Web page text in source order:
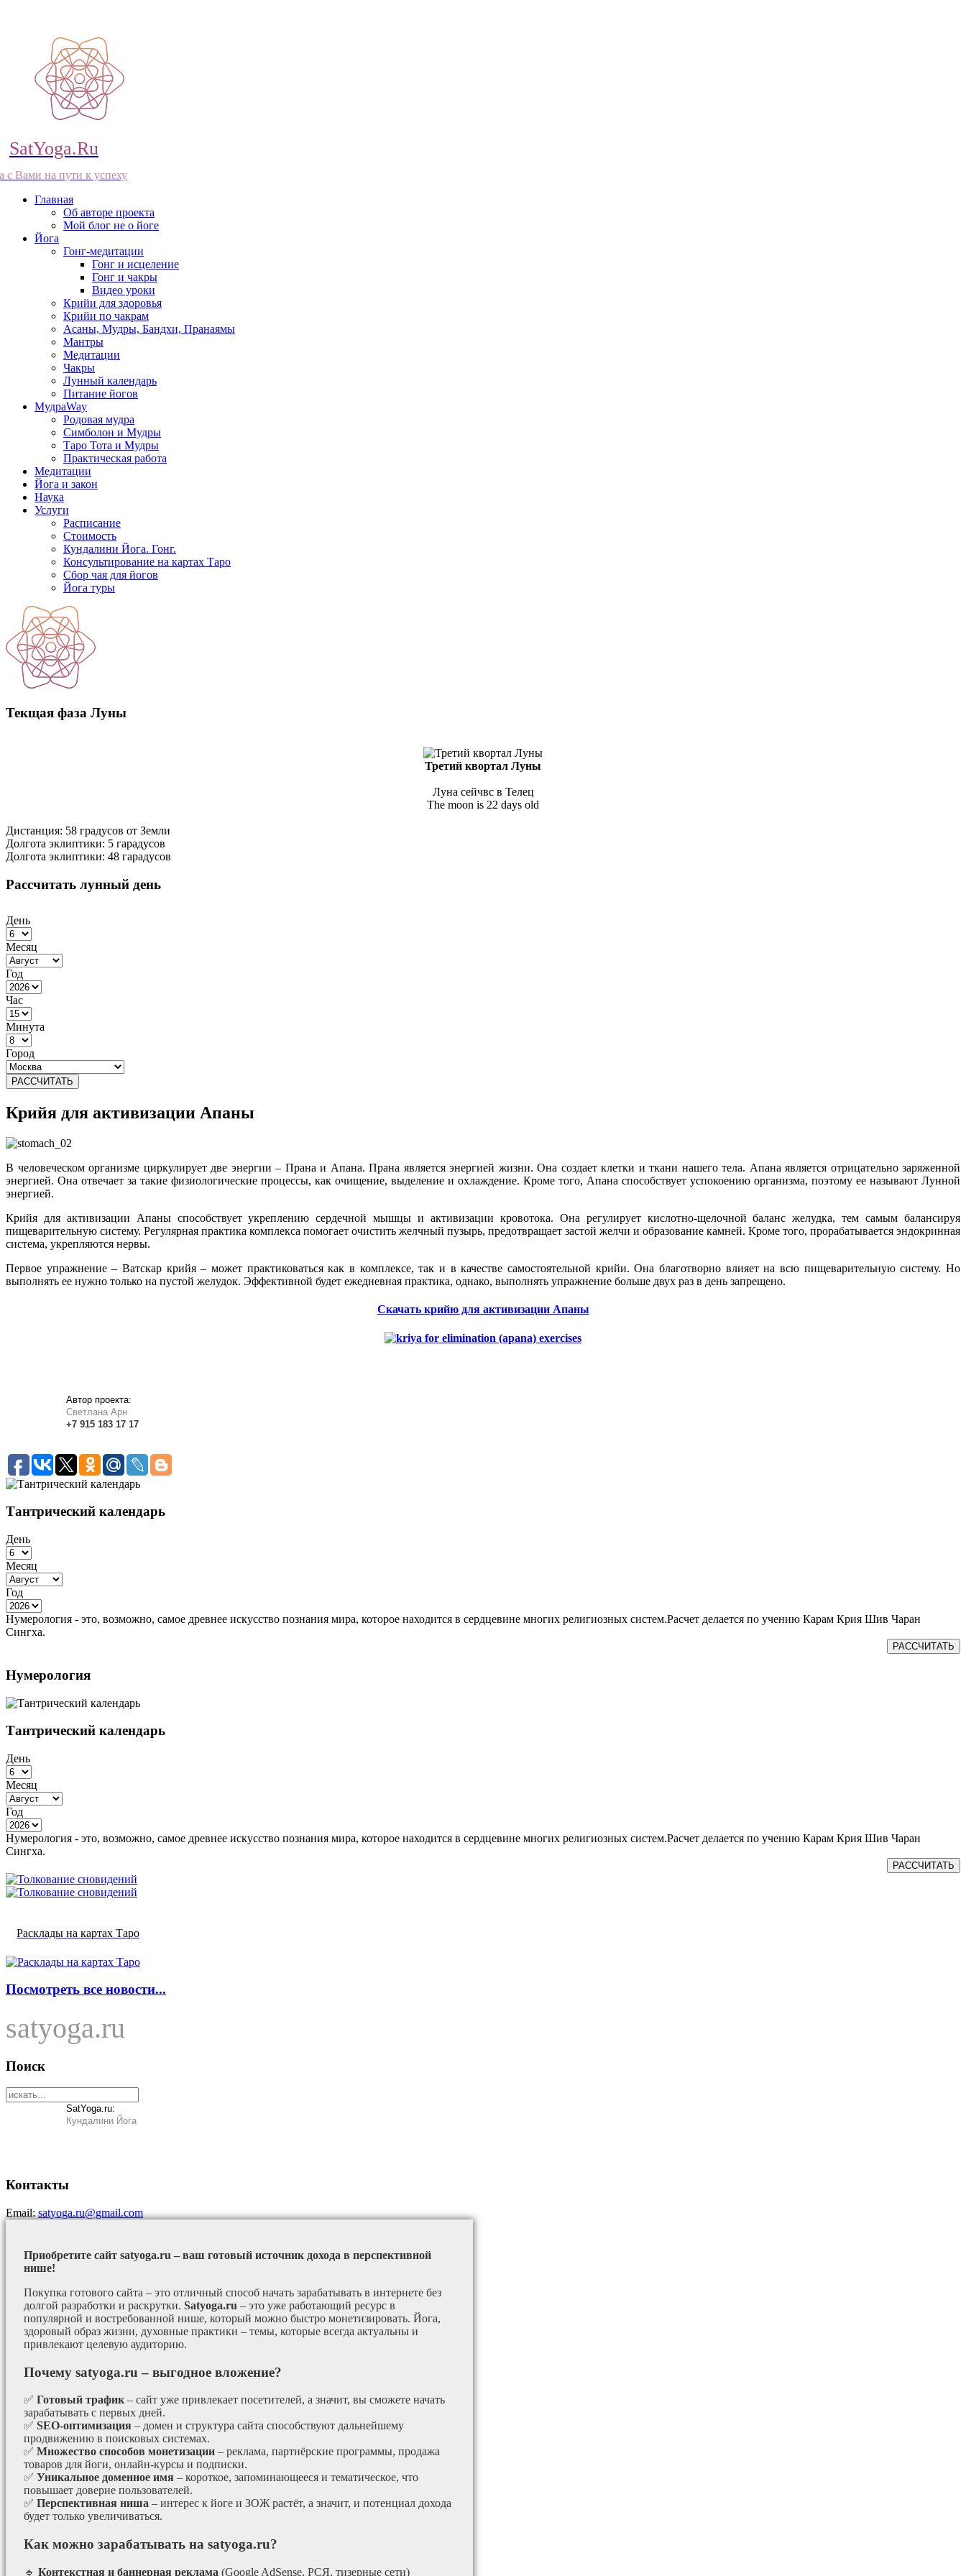
SatYoga.Ru
с Вами на пути к успеху
Главная
Об авторе проекта
Мой блог не о йоге
Йога
Гонг-медитации
Гонг и исцеление
Гонг и чакры
Видео уроки
Крийи для здоровья
Крийи по чакрам
Асаны, Мудры, Бандхи, Пранаямы
Мантры
Медитации
Чакры
Лунный календарь
Питание йогов
МудраWay
Родовая мудра
Симболон и Мудры
Таро Тота и Мудры
Практическая работа
Медитации
Йога и закон
Наука
Услуги
Расписание
Стоимость
Кундалини Йога. Гонг.
Консультирование на картах Таро
Сбор чая для йогов
Йога туры
Текщая фаза Луны
Третий квортал Луны
Луна сейчвс в Телец
The moon is 22 days old
Дистанция: 58 градусов от Земли
Долгота эклиптики: 5 гарадусов
Долгота эклиптики: 48 гарадусов
Рассчитать лунный день
День
Месяц
Год
Час
Минута
Город
РАССЧИТАТЬ
Крийя для активизации Апаны
В человеческом организме циркулирует две энергии – Прана и Апана. Прана является энергией жизни. Она создает клетки и ткани нашего тела. Апана является отрицательно заряженной
энергией. Она отвечает за такие физиологические процессы, как очищение, выделение и охлаждение. Кроме того, Апана способствует успокоению организма, поэтому ее называют Лунной
энергией.
Крийя для активизации Апаны способствует укреплению сердечной мышцы и активизации кровотока. Она регулирует кислотно-щелочной баланс желудка, тем самым балансируя
пищеварительную систему. Регулярная практика комплекса помогает очистить желчный пузырь, предотвращает застой желчи и образование камней. Кроме того, прорабатывается эндокринная
система, укрепляются нервы.
Первое упражнение – Ватскар крийя – может практиковаться как в комплексе, так и в качестве самостоятельной крийи. Она благотворно влияет на всю пищеварительную систему. Но
выполнять ее нужно только на пустой желудок. Эффективной будет ежедневная практика, однако, выполнять упражнение больше двух раз в день запрещено.
Скачать крийю для активизации Апаны
Автор проекта:
Светлана Арн
+7 915 183 17 17
Тантрический календарь
День
Месяц
Год
Нумерология - это, возможно, самое древнее искусство познания мира, которое находится в сердцевине многих религиозных систем.Расчет делается по учению Карам Крия Шив Чаран
Сингха.
РАССЧИТАТЬ
Нумерология
Тантрический календарь
День
Месяц
Год
Нумерология - это, возможно, самое древнее искусство познания мира, которое находится в сердцевине многих религиозных систем.Расчет делается по учению Карам Крия Шив Чаран
Сингха.
РАССЧИТАТЬ
Расклады на картах Таро
Посмотреть все новости...
satyoga.ru
Поиск
SatYoga.ru:
Кундалини Йога
Контакты
Email:satyoga.ru@gmail.com
Приобретите сайт satyoga.ru – ваш готовый источник дохода в перспективной
нише!
Покупка готового сайта – это отличный способ начать зарабатывать в интернете без
долгой разработки и раскрутки. Satyoga.ru – это уже работающий ресурс в
популярной и востребованной нише, который можно быстро монетизировать. Йога,
здоровый образ жизни, духовные практики – темы, которые всегда актуальны и
привлекают целевую аудиторию.
Почему satyoga.ru – выгодное вложение?
✅ Готовый трафик – сайт уже привлекает посетителей, а значит, вы сможете начать
зарабатывать с первых дней.
✅ SEO-оптимизация – домен и структура сайта способствуют дальнейшему
продвижению в поисковых системах.
✅ Множество способов монетизации – реклама, партнёрские программы, продажа
товаров для йоги, онлайн-курсы и подписки.
✅ Уникальное доменное имя – короткое, запоминающееся и тематическое, что
повышает доверие пользователей.
✅ Перспективная ниша – интерес к йоге и ЗОЖ растёт, а значит, и потенциал дохода
будет только увеличиваться.
Как можно зарабатывать на satyoga.ru?
🔹 Контекстная и баннерная реклама (Google AdSense, РСЯ, тизерные сети)